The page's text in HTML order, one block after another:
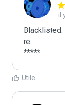
il
re:
*****
Utile